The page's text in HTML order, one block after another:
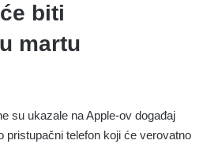
biti
martu
su ukazale na Apple-ov događaj
pristupačni telefon koji će verovatno